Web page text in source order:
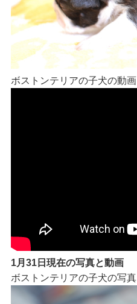
ボストンテリアの子犬の動画
1月31日現在の写真と動画
ボストンテリアの子犬の写真